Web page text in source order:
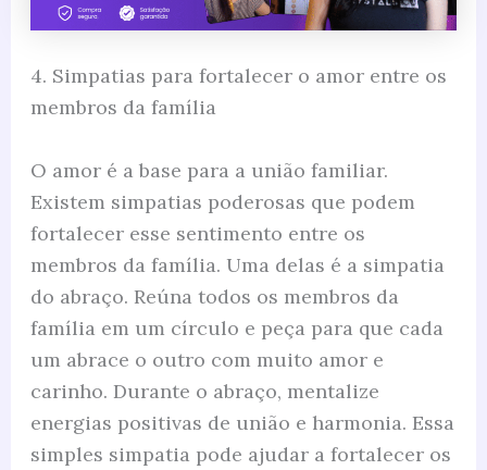
4. Simpatias para fortalecer o amor entre os
membros da família
O amor é a base para a união familiar.
Existem simpatias poderosas que podem
fortalecer esse sentimento entre os
membros da família. Uma delas é a simpatia
do abraço. Reúna todos os membros da
família em um círculo e peça para que cada
um abrace o outro com muito amor e
carinho. Durante o abraço, mentalize
energias positivas de união e harmonia. Essa
simples simpatia pode ajudar a fortalecer os